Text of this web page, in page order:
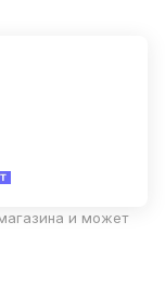
и может